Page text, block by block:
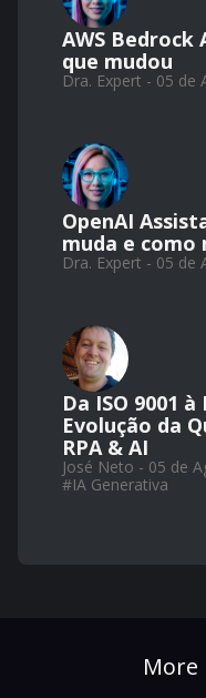
AWS Bedrock
que mudou
Dra. Expert - 05 de
OpenAI
muda e como
Dra. Expert - 05 de
Da ISO 9001
Evolução da
RPA & AI
José Neto - 05 de
#IA Generativa